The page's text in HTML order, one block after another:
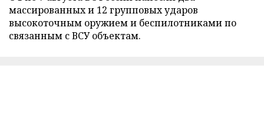
массированных и 12 групповых ударов
высокоточным оружием и беспилотниками по
связанным с ВСУ объектам.